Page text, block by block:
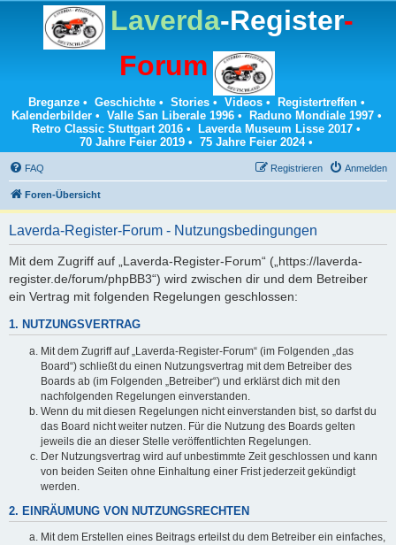
Laverda-Register-
Forum
Breganze• Geschichte• Stories• Videos• Registertreffen•
Kalenderbilder• Valle San Liberale 1996• Raduno Mondiale 1997•
Retro Classic Stuttgart 2016 • Laverda Museum Lisse 2017 •
70 Jahre Feier 2019 • 75 Jahre Feier 2024•
FAQ Anmelden
Registrieren
Foren-Übersicht
Laverda-Register-Forum - Nutzungsbedingungen
Mit dem Zugriff auf „Laverda-Register-Forum“ („https://laverda-
register.de/forum/phpBB3“) wird zwischen dir und dem Betreiber
ein Vertrag mit folgenden Regelungen geschlossen:
1. NUTZUNGSVERTRAG
Mit dem Zugriff auf „Laverda-Register-Forum“ (im Folgenden „das
Board“) schließt du einen Nutzungsvertrag mit dem Betreiber des
Boards ab (im Folgenden „Betreiber“) und erklärst dich mit den
nachfolgenden Regelungen einverstanden.
Wenn du mit diesen Regelungen nicht einverstanden bist, so darfst du
das Board nicht weiter nutzen. Für die Nutzung des Boards gelten
jeweils die an dieser Stelle veröffentlichten Regelungen.
Der Nutzungsvertrag wird auf unbestimmte Zeit geschlossen und kann
von beiden Seiten ohne Einhaltung einer Frist jederzeit gekündigt
werden.
2. EINRÄUMUNG VON NUTZUNGSRECHTEN
Mit dem Erstellen eines Beitrags erteilst du dem Betreiber ein einfaches,